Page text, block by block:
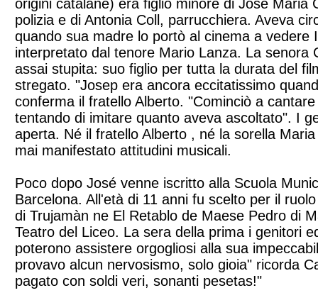
origini catalane) era figlio minore di José Maria
polizia e di Antonia Coll, parrucchiera. Aveva
quando sua madre lo portò al cinema a vedere
interpretato dal tenore Mario Lanza. La senora
assai stupita: suo figlio per tutta la durata del
stregato. "Josep era ancora eccitatissimo
conferma il fratello Alberto. "Cominciò a
tentando di imitare quanto aveva ascoltato". I
aperta. Né il fratello Alberto , né la sorella
mai manifestato attitudini musicali.
Poco dopo José venne iscritto alla Scuola
Barcelona. All'età di 11 anni fu scelto per il
di Trujamàn ne El Retablo de Maese Pedro di
Teatro del Liceo. La sera della prima i genitori
poterono assistere orgogliosi alla sua
provavo alcun nervosismo, solo gioia" ricorda
pagato con soldi veri, sonanti pesetas!"